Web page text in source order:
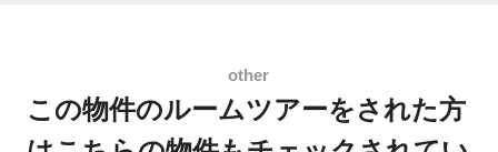
この物件のルームツアーをされた方